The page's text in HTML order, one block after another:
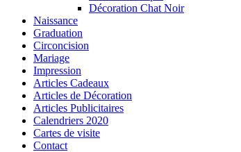
Décoration Chat Noir
Naissance
Graduation
Circoncision
Mariage
Impression
Articles Cadeaux
Articles de Décoration
Articles Publicitaires
Calendriers 2020
Cartes de visite
Contact